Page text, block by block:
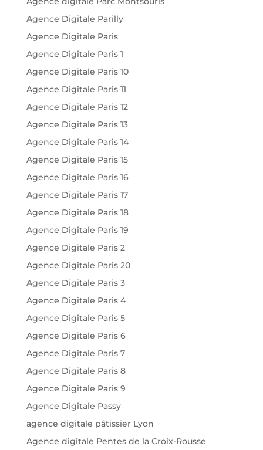
Agence Digitale Parilly
Agence Digitale Paris
Agence Digitale Paris 1
Agence Digitale Paris 10
Agence Digitale Paris 11
Agence Digitale Paris 12
Agence Digitale Paris 13
Agence Digitale Paris 14
Agence Digitale Paris 15
Agence Digitale Paris 16
Agence Digitale Paris 17
Agence Digitale Paris 18
Agence Digitale Paris 19
Agence Digitale Paris 2
Agence Digitale Paris 20
Agence Digitale Paris 3
Agence Digitale Paris 4
Agence Digitale Paris 5
Agence Digitale Paris 6
Agence Digitale Paris 7
Agence Digitale Paris 8
Agence Digitale Paris 9
Agence Digitale Passy
agence digitale pâtissier Lyon
Agence digitale Pentes de la Croix-Rousse